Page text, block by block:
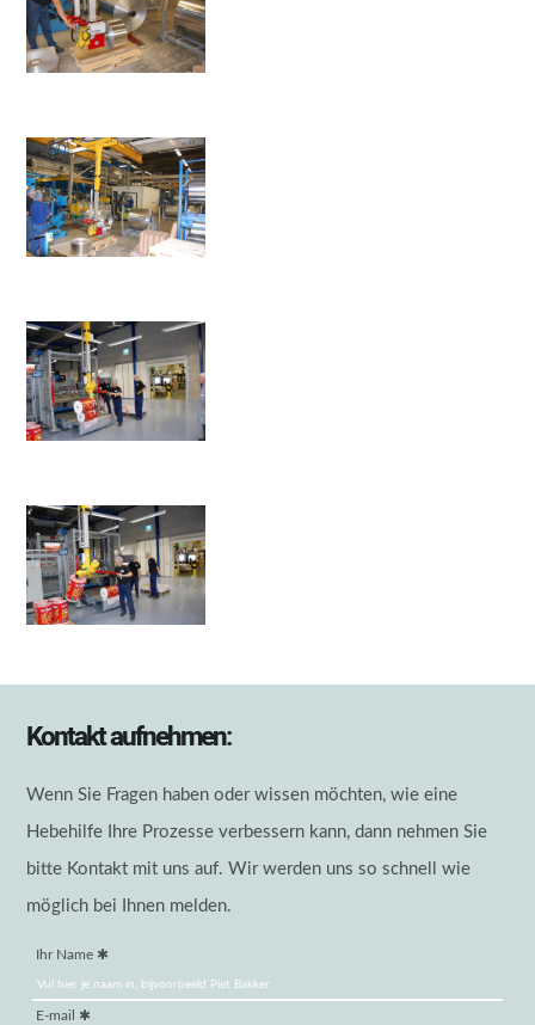
Kontakt aufnehmen:
Wenn Sie Fragen haben oder wissen möchten, wie eine
Hebehilfe Ihre Prozesse verbessern kann, dann nehmen Sie
bitte Kontakt mit uns auf. Wir werden uns so schnell wie
möglich bei Ihnen melden.
Ihr Name
E-mail